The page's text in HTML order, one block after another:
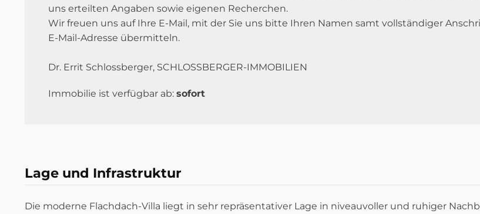
uns erteilten Angaben sowie eigenen Recherchen.
Wir freuen uns auf Ihre E-Mail, mit der Sie uns bitte Ihren Namen samt vollständiger
E-Mail-Adresse übermitteln.
Dr. Errit Schlossberger, SCHLOSSBERGER-IMMOBILIEN
Immobilie ist verfügbar ab: sofort
Lage und Infrastruktur
Die moderne Flachdach-Villa liegt in sehr repräsentativer Lage in niveauvoller und ruhiger